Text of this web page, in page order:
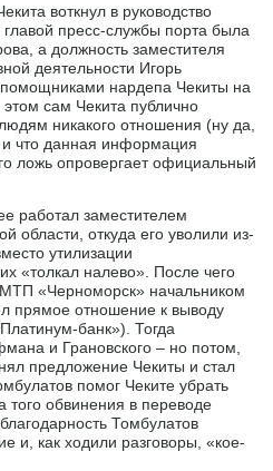
воткнул в руководство
пресс-службы порта была
а должность заместителя
деятельности Игорь
нардепа Чекиты на
сам Чекита публично
никакого отношения (ну да,
что данная информация
ложь опровергает официальный
работал заместителем
области, откуда его уволили из-
утилизации
«толкал налево». После чего
«Черноморск» начальником
прямое отношение к выводу
банк»). Тогда
и Грановского – но потом,
предложение Чекиты и стал
помог Чеките убрать
того обвинения в переводе
Томбулатов
и, как ходили разговоры, «кое-